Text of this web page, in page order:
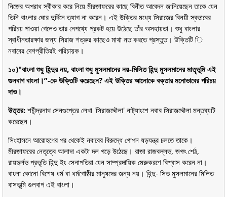
নিজের অপরাধ স্বীকার করে নিয়ে মীরজাফরের কাছে বিনীত আবেদন জানিয়েছেন তাকে যেন
তিনি বাংলার ঘোর দুর্দিনে ত্যাগ না করেন। এই উক্তির মধ্যে সিরাজের বিনয়ী স্বভাবের
পরিচয় পাওয়া গেলেও তার নেপথ্যে প্রকট হয়ে উঠেছে তাঁর অসহায়তা। শুধু বাংলার
স্বাধীনতারক্ষার জন্য সিরাজ শত্রুর কাছেও মাথা নত করতে প্রস্তুত। উক্তিটি ি
নবাবের দেশপ্রীতিরই পরিচায়ক।
১০)"বাংলা শুধু হিন্দুর নয়, বাংলা শুধু মুসলমানের নয়-মিলিত হিন্দু মুসলমানের মাতৃভূমি এই
গুলবাগ বাংলা।”-কে উক্তিটি করেছেন? এই উক্তির আলোকে বক্তার মনোভাবের পরিচয়
দাও।
উত্তর: শচীন্দ্রনাথ সেনগুপ্তের লেখা 'সিরাজদ্দৌলা' নাট্যাংশে নবাব সিরাজদ্দৌলা মন্তব্যটি
করেছেন।
সিংহাসনে আরোহণের পর থেকেই নবাবের বিরুদ্ধে গোপন ষড়যন্ত্র চলতে তাকে।
মীরজাফরের নেতৃত্বে আলাদা একটা দল গড়ে উঠেছে। রাজা রাজবল্লভ, জগৎ শেঠ,
রায়দুর্লভ প্রভৃতি হিন্দু ইং সেনাপতিরা যেন সাম্প্রদায়িক মেরুকরণে বিশ্বাস করেন না।
বাংলা কোনো বিশেষ ধর্ম বা ধর্মগোষ্ঠীর মানুষদের জন্য নয়। হিন্দু- সিভ মুসলমানের মিলিত
বাসভূমি গুলবাগ এই বাংলা।